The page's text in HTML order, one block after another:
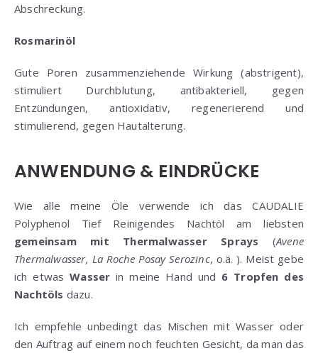
Abschreckung.
Rosmarinöl
Gute Poren zusammenziehende Wirkung (abstrigent),
stimuliert Durchblutung, antibakteriell, gegen
Entzündungen, antioxidativ, regenerierend und
stimulierend, gegen Hautalterung.
ANWENDUNG & EINDRÜCKE
Wie alle meine Öle verwende ich das CAUDALIE
Polyphenol Tief Reinigendes Nachtöl am liebsten
gemeinsam mit Thermalwasser Sprays (Avene
Thermalwasser, La Roche Posay Serozinc, o.ä. ). Meist gebe
ich etwasWasser in meine Hand und 6 Tropfen des
Nachtöls dazu.
Ich empfehle unbedingt das Mischen mit Wasser oder
den Auftrag auf einem noch feuchten Gesicht, da man das